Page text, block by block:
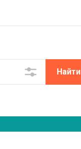
Найти